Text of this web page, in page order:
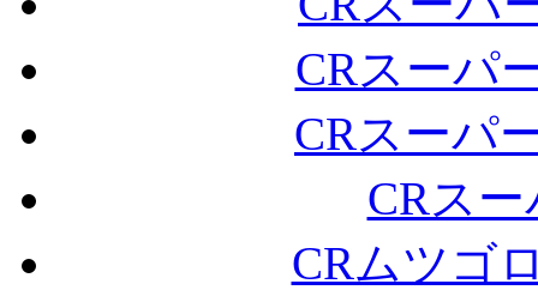
CRスーパ
CRスーパ
CRス
CRムツゴ